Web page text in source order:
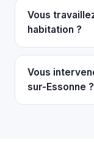
Vous
habitation ?
Vous
sur-Essonne ?